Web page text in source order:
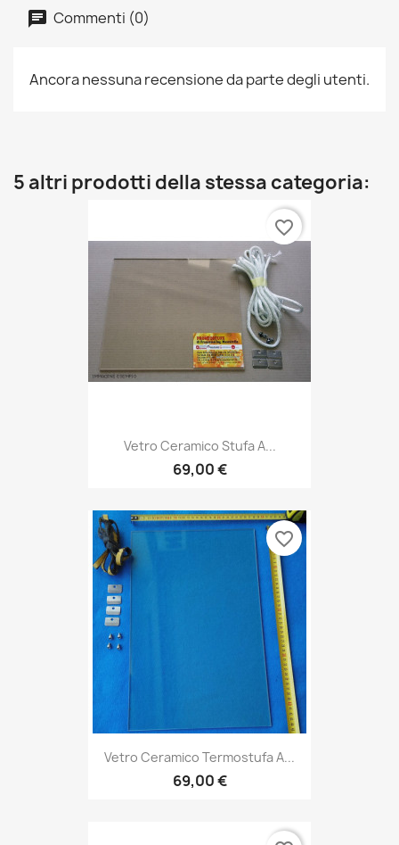
Commenti (0)
Ancora nessuna recensione da parte degli utenti.
5 altri prodotti della stessa categoria:
Vetro Ceramico Stufa A...
69,00 €
favorite_border
Vetro Ceramico Termostufa A...
69,00 €
favorite_border